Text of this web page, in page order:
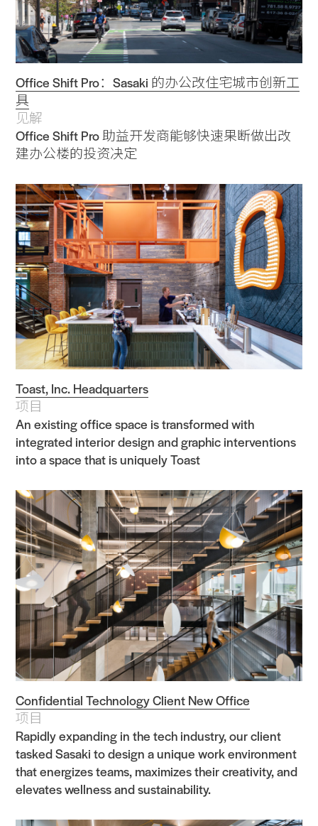
Office Shift Pro：Sasaki 的办公改住宅城市创新工
具
见解
Office Shift Pro 助益开发商能够快速果断做出改
建办公楼的投资决定
Toast, Inc. Headquarters
项目
An existing office space is transformed with
integrated interior design and graphic interventions
into a space that is uniquely Toast
Confidential Technology Client New Office
项目
Rapidly expanding in the tech industry, our client
tasked Sasaki to design a unique work environment
that energizes teams, maximizes their creativity, and
elevates wellness and sustainability.